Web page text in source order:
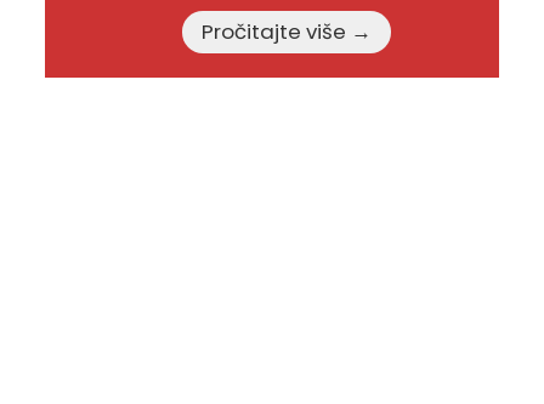
Pročitajte više →